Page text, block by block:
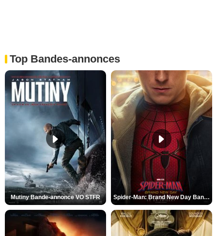
Top Bandes-annonces
Mutiny Bande-annonce VO STFR Spider-Man: Brand New Day Bande-annonce VO STFR